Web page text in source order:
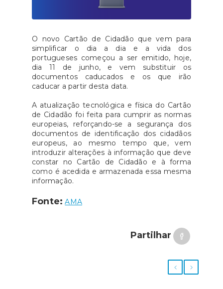
O novo Cartão de Cidadão que vem para
simplificar o dia a dia e a vida dos
portugueses começou a ser emitido, hoje,
dia 11 de junho, e vem substituir os
documentos caducados e os que irão
caducar a partir desta data.
A atualização tecnológica e física do Cartão
de Cidadão foi feita para cumprir as normas
europeias, reforçando-se a segurança dos
documentos de identificação dos cidadãos
europeus, ao mesmo tempo que, vem
introduzir alterações à informação que deve
constar no Cartão de Cidadão e à forma
como é acedida e armazenada essa mesma
informação.
Fonte: AMA
Partilhar